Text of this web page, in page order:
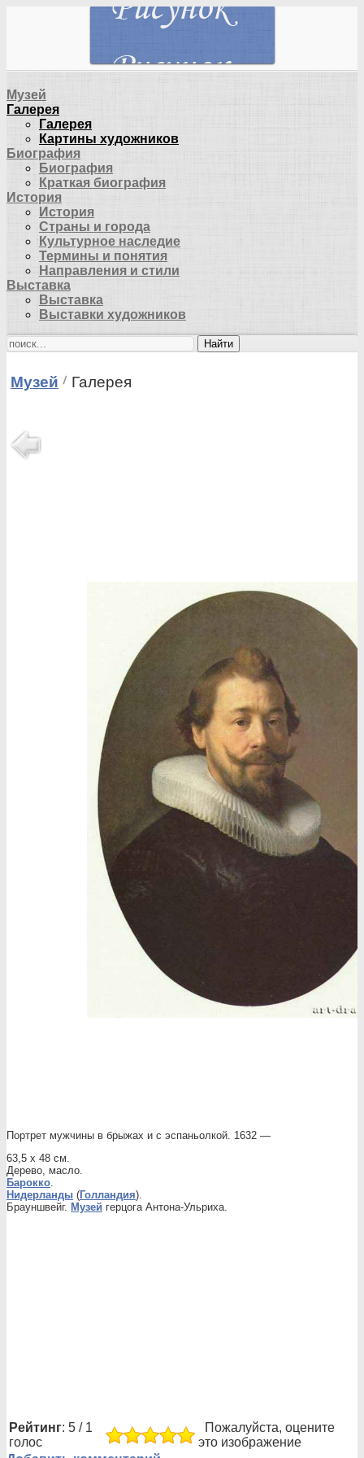
Музей
Галерея
Галерея
Картины художников
Биография
Биография
Краткая биография
История
История
Страны и города
Культурное наследие
Термины и понятия
Направления и стили
Выставка
Выставка
Выставки художников
Найти
Музей Галерея
Портрет мужчины в брыжах и с эспаньолкой. 1632 —
63,5 x 48 см.
Дерево, масло.
Барокко.
Нидерланды (Голландия).
Брауншвейг. Музей герцога Антона-Ульриха.
Рейтинг: 5 / 1
голос
Пожалуйста, оцените
это изображение